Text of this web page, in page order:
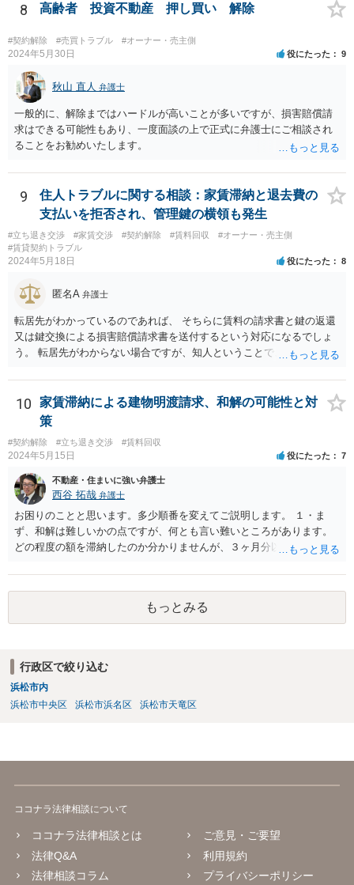
8 高齢者 投資不動産 押し買い 解除
#契約解除 #売買トラブル #オーナー・売主側
2024年5月30日 役にたった 9
秋山 直人 弁護士
一般的に、解除まではハードルが高いことが多いですが、損害賠償請
求はできる可能性もあり、一度面談の上で正式に弁護士にご相談され
ることをお勧めいたします。
9
住人トラブルに関する相談：家賃滞納と退去費の
支払いを拒否され、管理鍵の横領も発生
#立ち退き交渉 #家賃交渉 #契約解除 #賃料回収
#オーナー・売主側
#賃貸契約トラブル
2024年5月18日 役にたった 8
匿名A 弁護士
転居先がわかっているのであれば、 そちらに賃料の請求書と鍵の返還
又は鍵交換による損害賠償請求書を送付するという対応になるでしょ
う。 転居先がわからない場合ですが、知人ということで、連絡がつく
で、適切な対応が望めない場合は、債権回収を弁護士に依頼すること
をご検討ください。
10
家賃滞納による建物明渡請求、和解の可能性と対
策
#契約解除 #立ち退き交渉 #賃料回収
2024年5月15日 役にたった 7
不動産・住まいに強い弁護士
西谷 拓哉 弁護士
お困りのことと思います。多少順番を変えてご説明します。 １・ま
ず、和解は難しいかの点ですが、何とも言い難いところがあります。
どの程度の額を滞納したのか分かりませんが、３ヶ月分以上滞納した
れたと評価され、来月払えるからと言って、大家があなたとの賃貸借
契約が解約できることに変わりなくなってしまうからです。 そのよう
な場合、相手が、「もう出て行って欲しい」と考えていれば、引き続
き居住する前提での和解は難しい可能性があります。 ２・弁護士が事
頼を受けられないかもしれないです。依頼を受けるにしても厳しめの
リスクを踏まえた上でのものとなる可能性があります。 定型的な事件
依頼となるかもわからず、着手金額もなんともいえないと思います。
協議の場合だとあると思います。
もっとみる
行政区で絞り込む
浜松市内
浜松市中央区
浜松市浜名区 浜松市天竜区
ココナラ法律相談について
ココナラ法律相談とは
法律Q&A
法律相談コラム
ご意見・ご要望
利用規約
プライバシーポリシー